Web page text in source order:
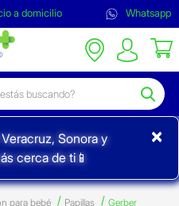
a domicilio Whatsapp
Sonora y
cerca de ti📱
×
para bebé Papillas Gerber